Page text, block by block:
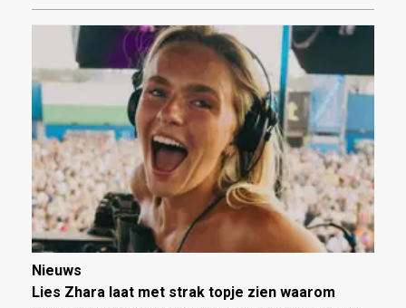
Nieuws
Lies Zhara laat met strak topje zien waarom